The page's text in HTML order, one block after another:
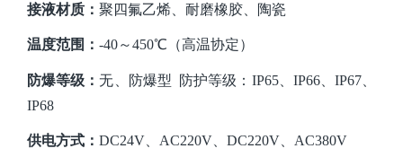
接液材质： 聚四氟乙烯、耐磨橡胶、陶瓷
温度范围： -40～450℃（高温协定）
防爆等级：无、防爆型 防护等级：IP65、IP66、IP67、
IP68
供电方式： DC24V、AC220V、DC220V、AC380V